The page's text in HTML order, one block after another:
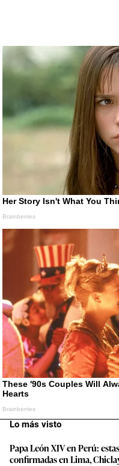
Lo más visto
Papa León XIV en Perú:
confirmadas en Lima,